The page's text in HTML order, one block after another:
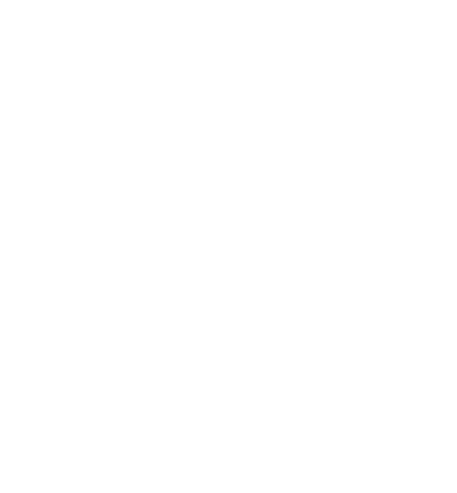
Desenvolva Apps
Como parceiro OutSystems
OutSystems AI
assistida por IA via
Microsoft, deployment
desenvolver e
A Noesis cobre todo o
de aplicações e gestão de